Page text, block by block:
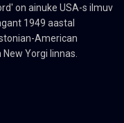
on ainuke USA-s ilmuv
1949 aastal
American
Yorgi linnas.